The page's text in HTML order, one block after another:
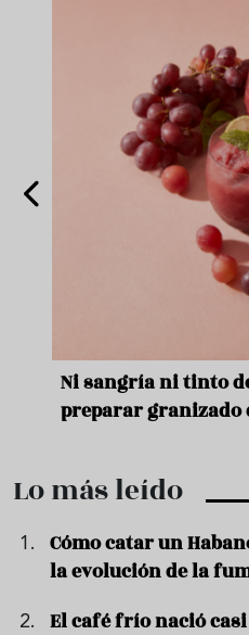
Ni sangría ni tinto
preparar granizado
Lo más leído
Cómo catar un
la evolución de la
El café frío nació